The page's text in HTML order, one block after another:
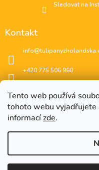
Tento web používá
tohoto webu vyjadřujete
informacízde.
Sledovat na
Kontakt
info@
+420 775 506 960
instagram